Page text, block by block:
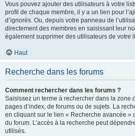
Vous pouvez ajouter des utilisateurs à votre
profil de chaque membre, il y a un lien pour
d’ignorés. Ou, depuis votre panneau de
directement des membres en saisissant leur
également supprimer des utilisateurs de votre
Haut
Recherche dans les forums
Comment rechercher dans les forums ?
Saisissez un terme à rechercher dans la zone
pages d’index, de forums ou de sujets. La
en cliquant sur le lien « Recherche avancée »
du forum. L’accès à la recherche peut
utilisés.